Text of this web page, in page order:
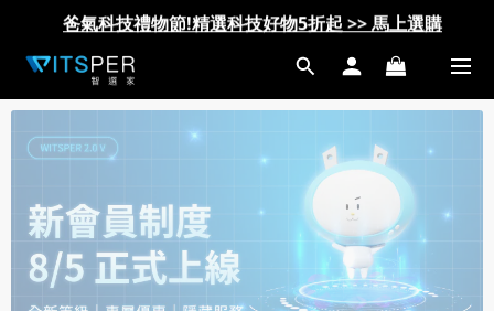
爸氣科技禮物節!精選科技好物5折起 >> 馬上選購
爸氣科技禮物節!精選科技好物5折起 >> 馬上選購